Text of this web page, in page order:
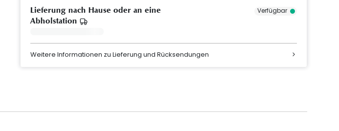
Lieferung nach Hause oder an eine
Abholstation
Verfügbar
Weitere Informationen zu Lieferung und Rücksendungen